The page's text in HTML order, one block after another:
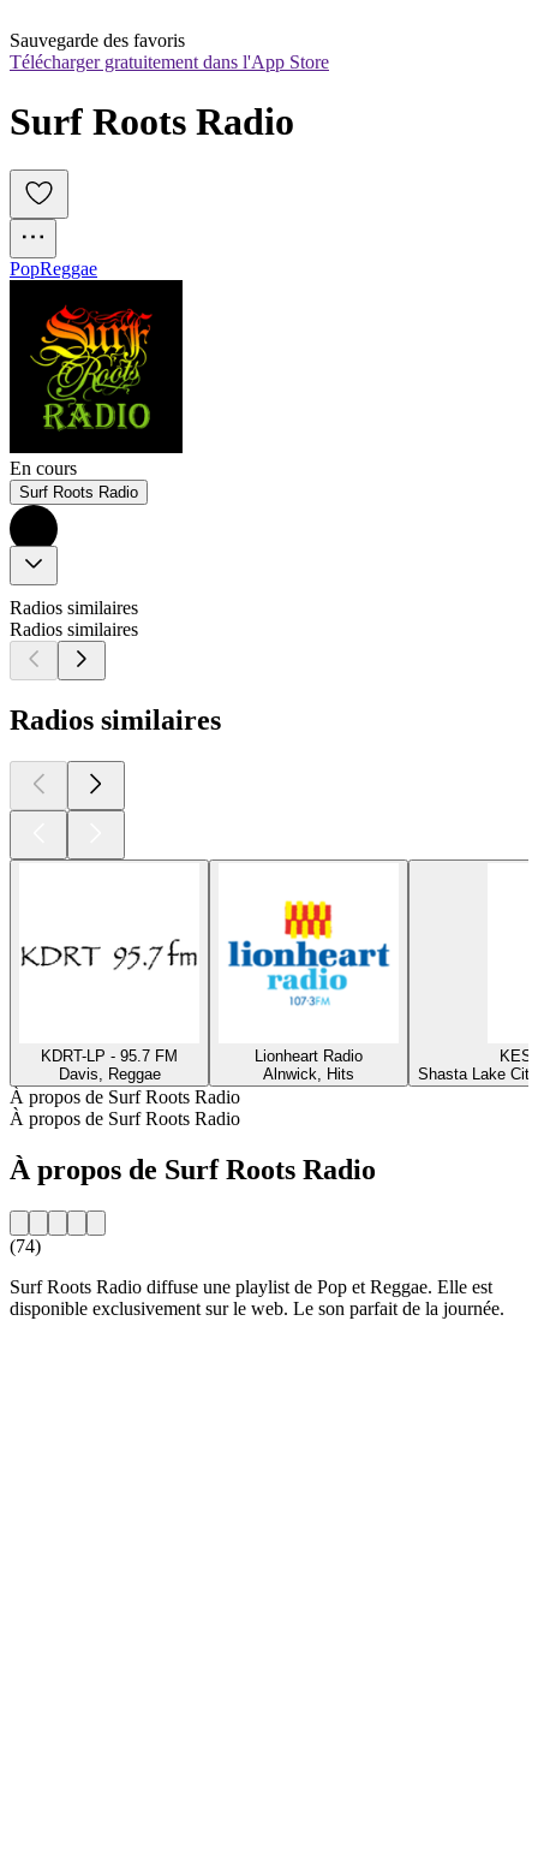
Sauvegarde des favoris
Télécharger gratuitement dans l'App Store
Surf Roots Radio
PopReggae
En cours
Surf Roots Radio
Radios similaires
Radios similaires
Radios similaires
KDRT-LP - 95.7 FM
Davis, Reggae
Lionheart Radio
Alnwick, Hits
Shasta Lake
À propos de Surf Roots Radio
À propos de Surf Roots Radio
À propos de Surf Roots Radio
(74)
Surf Roots Radio diffuse une playlist de Pop et Reggae. Elle est
disponible exclusivement sur le web. Le son parfait de la journée.